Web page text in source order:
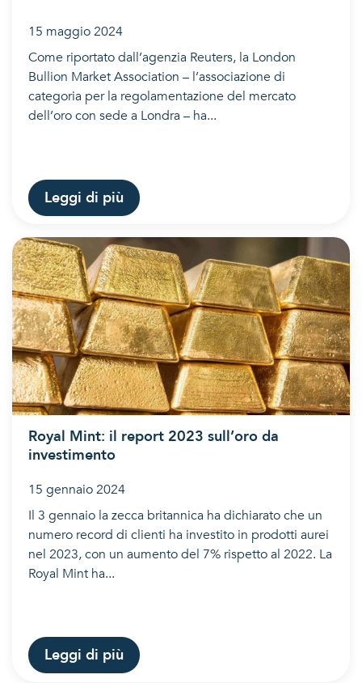
15 maggio 2024
Come riportato dall’agenzia Reuters, la London
Bullion Market Association – l’associazione di
categoria per la regolamentazione del mercato
dell’oro con sede a Londra – ha...
Leggi di più
Royal Mint: il report 2023 sull’oro da
investimento
15 gennaio 2024
Il 3 gennaio la zecca britannica ha dichiarato che un
numero record di clienti ha investito in prodotti aurei
nel 2023, con un aumento del 7% rispetto al 2022. La
Royal Mint ha...
Leggi di più